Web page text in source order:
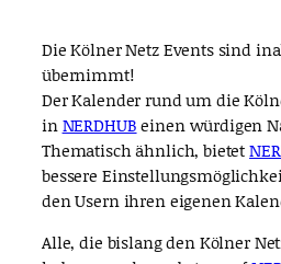
Die Kölner Netz Events sind
übernimmt!
Der Kalender rund um die
inNERDHUBeinen würdigen
Thematisch ähnlich, bietet
bessere
den Usern ihren eigenen
Alle, die bislang den Kölner